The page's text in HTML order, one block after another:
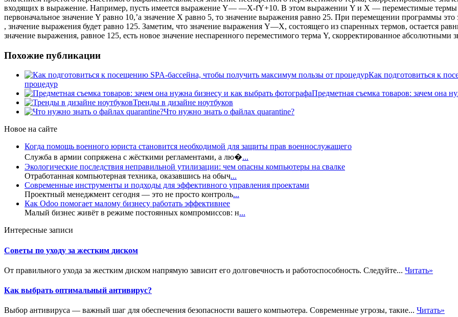
входящих в выражение. Например, пусть имеется выражение Y— —X-fY+10. В этом выражении Y и X — переместимые термы
первоначальное значение Y равно 10,’а значение X равно 5, то значение выражения равно 25. При перемещении программы это
, значение выражения будет равно 125. Заметим, что значение выражения Y—X, состоящего из спаренных термов, остается
значение выражения, равное 125, есть новое значение неспаренного переместимого терма Y, скорректированное
Похожие публикации
Как подготовиться к
процедур
Предметная съемка товаров: зачем она
Тренды в дизайне ноутбуков
Что нужно знать о файлах quarantine?
Новое на сайте
Когда помощь военного юриста становится необходимой для защиты прав военнослужащего
Служба в армии сопряжена с жёсткими регламентами, а лю�...
Экологические последствия неправильной утилизации: чем опасны компьютеры на свалке
Отработанная компьютерная техника, оказавшись на обыч...
Современные инструменты и подходы для эффективного управления проектами
Проектный менеджмент сегодня — это не просто контроль...
Как Odoo помогает малому бизнесу работать эффективнее
Малый бизнес живёт в режиме постоянных компромиссов: н...
Интересные записи
Советы по уходу за жестким диском
От правильного ухода за жестким диском напрямую зависит его долговечность и работоспособность. Следуйте... Читать»
Как выбрать оптимальный антивирус?
Выбор антивируса — важный шаг для обеспечения безопасности вашего компьютера. Современные угрозы, такие... Читать»